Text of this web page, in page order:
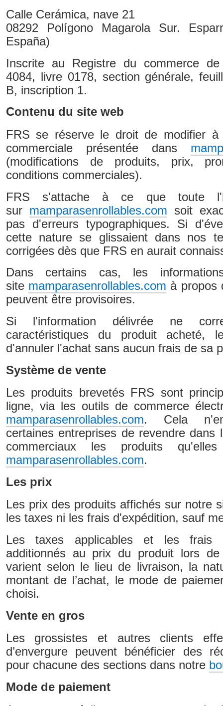
Calle Cerámica, nave 21
08292 Polígono Magarola Sur.
España)
Inscrite au Registre du commerce
4084, livre 0178, section générale,
B, inscription 1.
Contenu du site web
FRS se réserve le droit de modifier
commerciale présentée dans
(modifications de produits, prix,
conditions commerciales).
FRS s'attache à ce que toute
sur mamparasenrollables.com soit
pas d'erreurs typographiques. Si
cette nature se glissaient dans nos
corrigées dès que FRS en aurait
Dans certains cas, les
site mamparasenrollables.com à propos
peuvent être provisoires.
Si l'information délivrée ne
caractéristiques du produit
d'annuler l'achat sans aucun frais de sa
Système de vente
Les produits brevetés FRS sont
ligne, via les outils de commerce
mamparasenrollables.com. Cela
certaines entreprises de revendre dans
commerciaux les produits
mamparasenrollables.com.
Les prix
Les prix des produits affichés sur notre
les taxes ni les frais d'expédition, sauf
Les taxes applicables et les frais
additionnés au prix du produit lors
varient selon le lieu de livraison, la
montant de l’achat, le mode de
choisi.
Vente en gros
Les grossistes et autres clients
d’envergure peuvent bénéficier des
pour chacune des sections dans notre
Mode de paiement